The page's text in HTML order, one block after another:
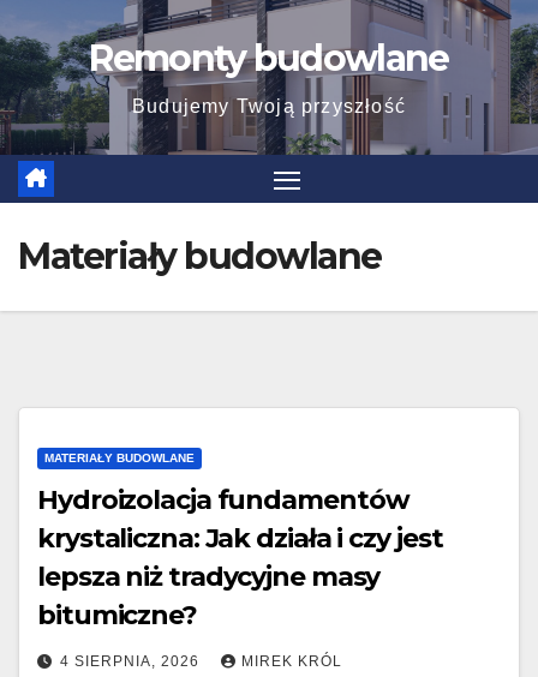
to
content
Remonty budowlane
Budujemy Twoją przyszłość
Materiały budowlane
MATERIAŁY BUDOWLANE
Hydroizolacja fundamentów
krystaliczna: Jak działa i czy jest
lepsza niż tradycyjne masy
bitumiczne?
4 SIERPNIA, 2026 MIREK KRÓL